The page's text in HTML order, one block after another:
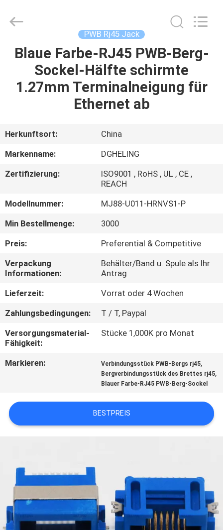
HAUS
PRODUKTE
UNS
AUSFLUG
TRETEN
SIE
MIT
UNS
IN
VERBINDUNG
FORDERN
ZITAT
PRIVACY
Rights
PWB Rj45 Jack
Blaue Farbe-RJ45 PWB-Berg-
Sockel-Hälfte schirmte
1.27mm Terminalneigung für
Ethernet ab
Herkunftsort:
China
Markenname:
DGHELING
Zertifizierung:
ISO9001 , RoHS , UL , CE ,
REACH
Modellnummer:
MJ88-U011-HRNVS1-P
Min Bestellmenge:
3000
Preis:
Preferential & Competitive
Verpackung
Informationen:
Behälter/Band u. Spule als Ihr
Antrag
Lieferzeit:
Vorrat oder 4 Wochen
Zahlungsbedingungen:
T / T, Paypal
Versorgungsmaterial-
Fähigkeit:
Stücke 1,000K pro Monat
Markieren: Verbindungsstück PWB-Bergs rj45,
Bergverbindungsstück des Brettes rj45,
Blauer Farbe-RJ45 PWB-Berg-Sockel
BESTPREIS